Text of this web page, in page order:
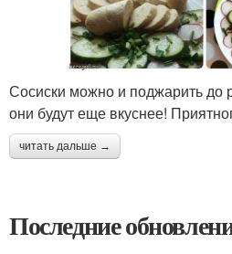
Сосиски можно и поджарить до
они будут еще вкуснее!
читать дальше →
Последние